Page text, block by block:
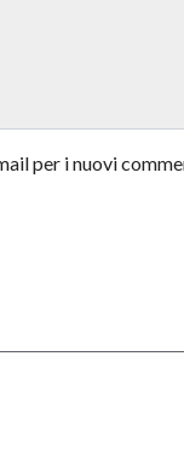
per i nuovi